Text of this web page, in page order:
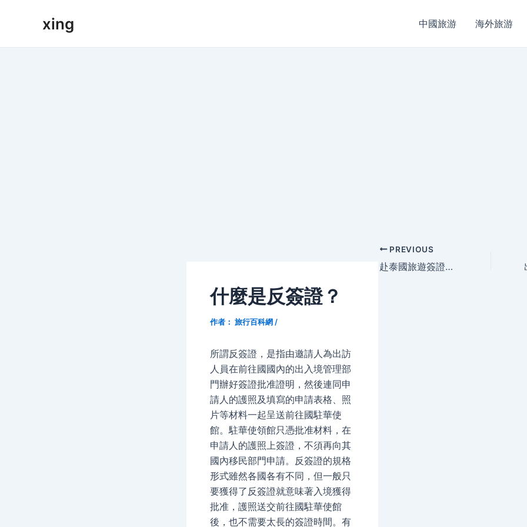
xing 中國旅游 海外旅游
什麼是反簽證？
作者： 旅行百科網 /
所謂反簽證，是指由邀請人為出訪
人員在前往國國內的出入境管理部
門辦好簽證批准證明，然後連同申
請人的護照及填寫的申請表格、照
片等材料一起呈送前往國駐華使
館。駐華使領館只憑批准材料，在
申請人的護照上簽證，不須再向其
國內移民部門申請。反簽證的規格
形式雖然各國各有不同，但一般只
要獲得了反簽證就意味著入境獲得
批准，護照送交前往國駐華使館
後，也不需要太長的簽證時間。有
Post
navigation
PREVIOUS
赴泰國旅遊簽證怎麼拿